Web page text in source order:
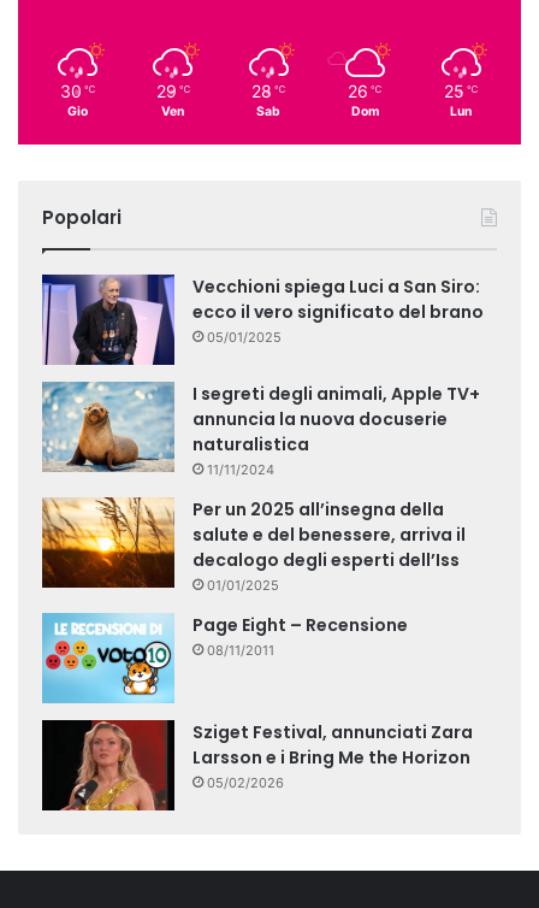
30 ℃
Gio
29 ℃
Ven
28 ℃
Sab
26 ℃
Dom
25 ℃
Lun
Popolari
Vecchioni spiega Luci a San Siro:
ecco il vero significato del brano
05/01/2025
I segreti degli animali, Apple TV+
annuncia la nuova docuserie
naturalistica
11/11/2024
Per un 2025 all’insegna della
salute e del benessere, arriva il
decalogo degli esperti dell’Iss
01/01/2025
Page Eight – Recensione
08/11/2011
Sziget Festival, annunciati Zara
Larsson e i Bring Me the Horizon
05/02/2026